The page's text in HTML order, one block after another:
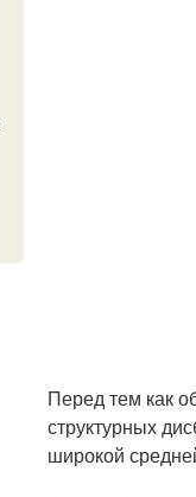
Перед тем как
структурных
широкой